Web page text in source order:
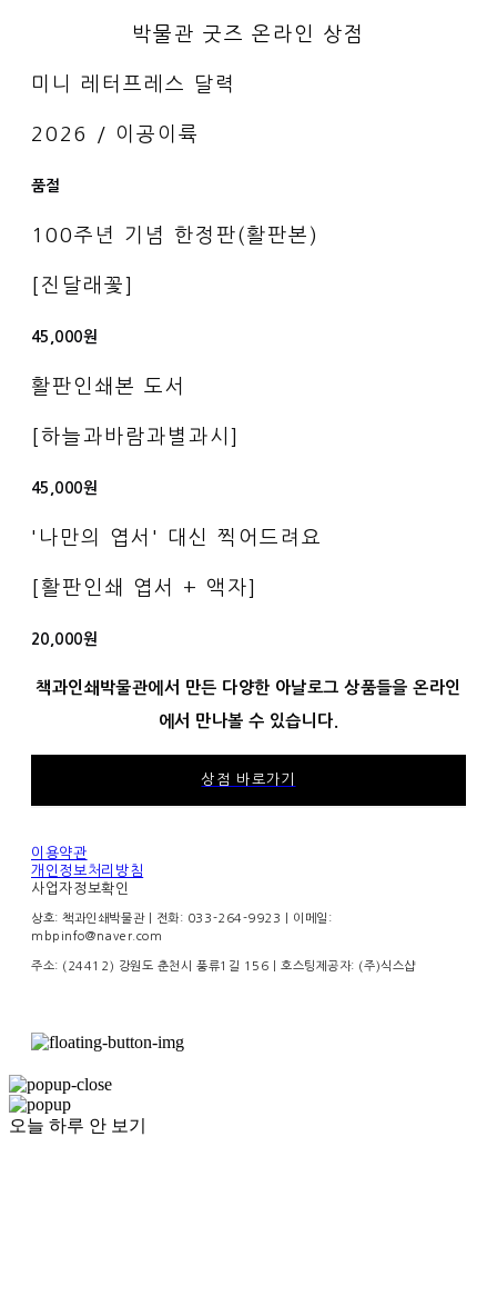
박물관 굿즈 온라인 상점
미니 레터프레스 달력
2026 / 이공이륙
품절
100주년 기념 한정판(활판본)
[진달래꽃]
45,000원
활판인쇄본 도서
[하늘과바람과별과시]
45,000원
'나만의 엽서' 대신 찍어드려요
[활판인쇄 엽서 + 액자]
20,000원
책과인쇄박물관에서 만든 다양한 아날로그 상품들을 온라인
에서 만나볼 수 있습니다.
상점 바로가기
이용약관
개인정보처리방침
사업자정보확인
상호: 책과인쇄박물관 | 전화: 033-264-9923 | 이메일:
mbpinfo@naver.com
주소: (24412) 강원도 춘천시 풍류1길 156 | 호스팅제공자: (주)식스샵
오늘 하루 안 보기